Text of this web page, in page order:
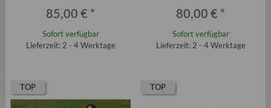
85,00 € *
Sofort verfügbar
Lieferzeit: 2 - 4 Werktage
80,00 € *
Sofort verfügbar
Lieferzeit: 2 - 4 Werktage
TOP TOP